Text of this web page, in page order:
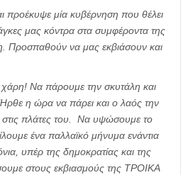
προέκυψε μία κυβέρνηση που θέλει
μας κόντρα στα συμφέροντα της
Προσπαθούν να μας εκβιάσουν και
Να πάρουμε την σκυτάλη και
η ώρα να πάρει και ο λαός την
πλάτες του. Να υψώσουμε το
ένα παλλαϊκό μήνυμα ενάντια
υπέρ της δημοκρατίας και της
στους εκβιασμούς της ΤΡΟΙΚΑ